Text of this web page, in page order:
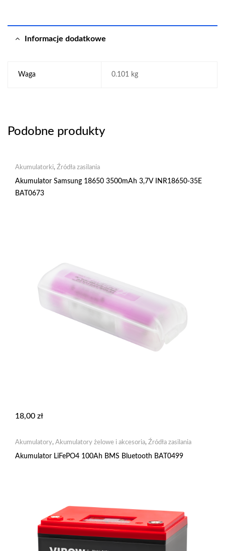
Informacje dodatkowe
Waga 0.101 kg
Podobne produkty
Akumulatorki, Źródła zasilania
Akumulator Samsung 18650 3500mAh 3,7V INR18650-35E
BAT0673
18,00 zł
Akumulatory, Akumulatory żelowe i akcesoria, Źródła zasilania
Akumulator LiFePO4 100Ah BMS Bluetooth BAT0499